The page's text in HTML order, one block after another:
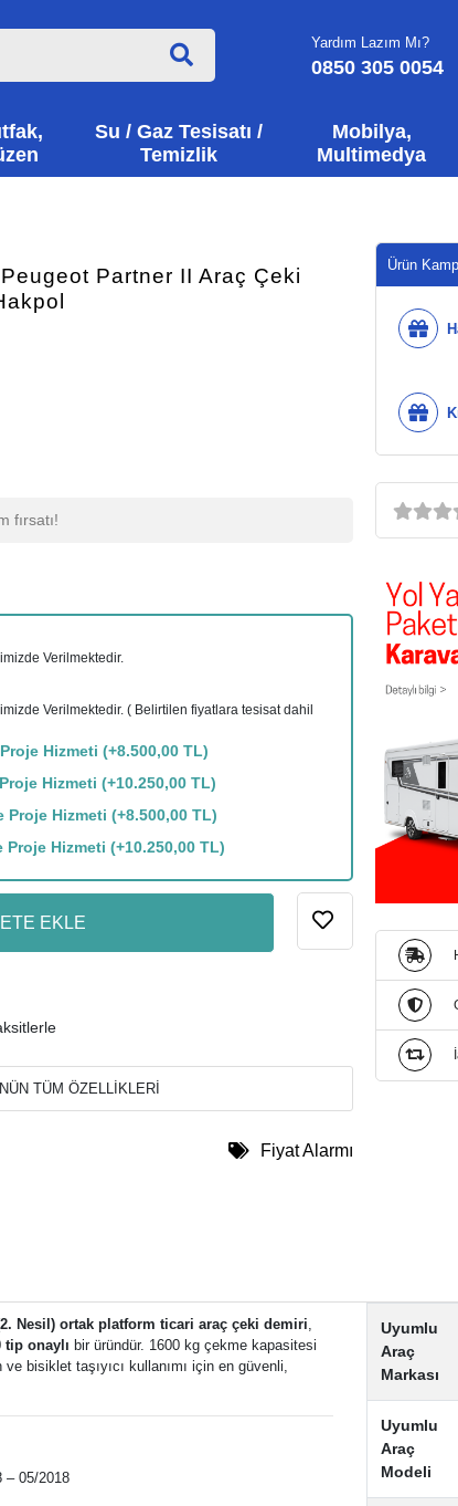
Yardım Lazım Mı?
0850 305 0054
Su / Gaz Tesisatı /
Temizlik
Mobilya,
Multimedya
Partner II Araç Çeki
fırsatı!
Verilmektedir.
Verilmektedir. ( Belirtilen fiyatlara tesisat dahil
Hizmeti (+8.500,00 TL)
Hizmeti (+10.250,00 TL)
Proje Hizmeti (+8.500,00 TL)
Proje Hizmeti (+10.250,00 TL)
EKLE
TÜM ÖZELLİKLERİ
Fiyat Alarmı
Ürün
Nesil) ortak platform ticari araç çeki demiri,
tip onaylı bir üründür. 1600 kg çekme kapasitesi
bisiklet taşıyıcı kullanımı için en güvenli,
– 05/2018
Uyumlu
Araç
Markası
Uyumlu
Araç
Modeli